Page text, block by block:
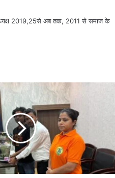
2019,25से अब तक, 2011 से समाज के